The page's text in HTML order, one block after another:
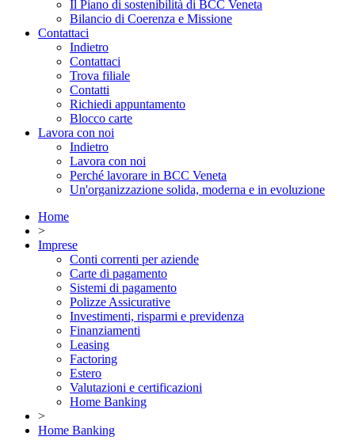
Il Piano di sostenibilità di BCC Veneta
Bilancio di Coerenza e Missione
Contattaci
Indietro
Contattaci
Trova filiale
Contatti
Richiedi appuntamento
Blocco carte
Lavora con noi
Indietro
Lavora con noi
Perché lavorare in BCC Veneta
Un'organizzazione solida, moderna e in evoluzione
Home
>
Imprese
Conti correnti per aziende
Carte di pagamento
Sistemi di pagamento
Polizze Assicurative
Investimenti, risparmi e previdenza
Finanziamenti
Leasing
Factoring
Estero
Valutazioni e certificazioni
Home Banking
>
Home Banking